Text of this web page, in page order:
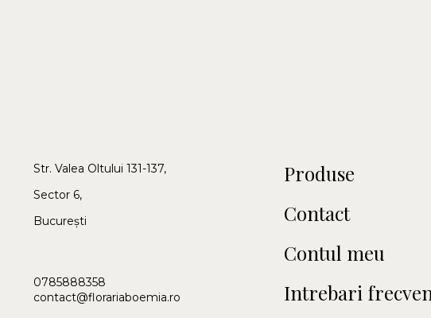
Str. Valea Oltului 131-137,
Sector 6,
București
0785888358
contact@florariaboemia.ro
Produse
Contact
Contul meu
Intrebari